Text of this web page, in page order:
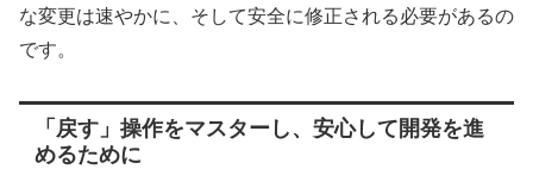
な変更は速やかに、そして安全に修正される必要があるの
です。
「戻す」操作をマスターし、安心して開発を進
めるために